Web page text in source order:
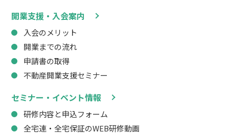
開業支援・入会案内
入会のメリット
開業までの流れ
申請書の取得
不動産開業支援セミナー
セミナー・イベント情報
研修内容と申込フォーム
全宅連・全宅保証のWEB研修動画